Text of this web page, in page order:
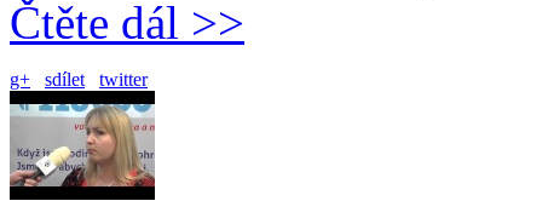
Čtěte dál >>
g+ sdílet twitter